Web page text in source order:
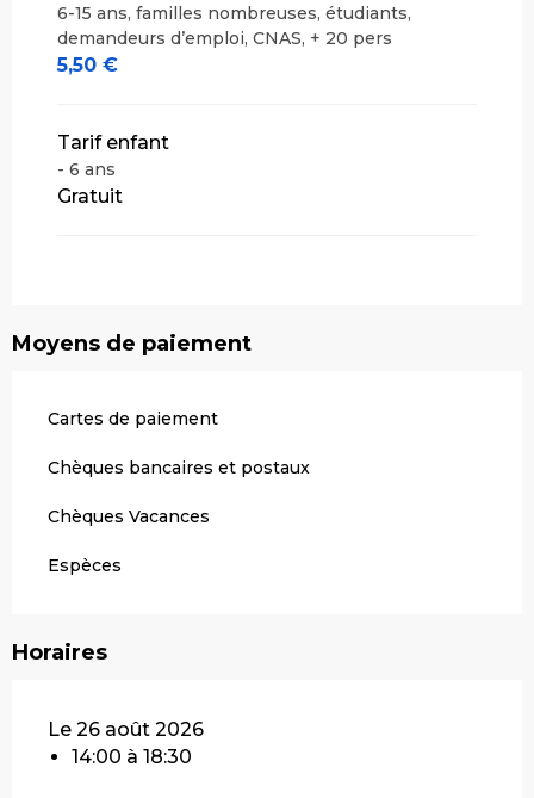
6-15 ans, familles nombreuses, étudiants,
demandeurs d’emploi, CNAS, + 20 pers
5,50 €
Tarif enfant
- 6 ans
Gratuit
Moyens de paiement
Cartes de paiement
Chèques bancaires et postaux
Chèques Vacances
Espèces
Horaires
Le 26 août 2026
14:00 à 18:30